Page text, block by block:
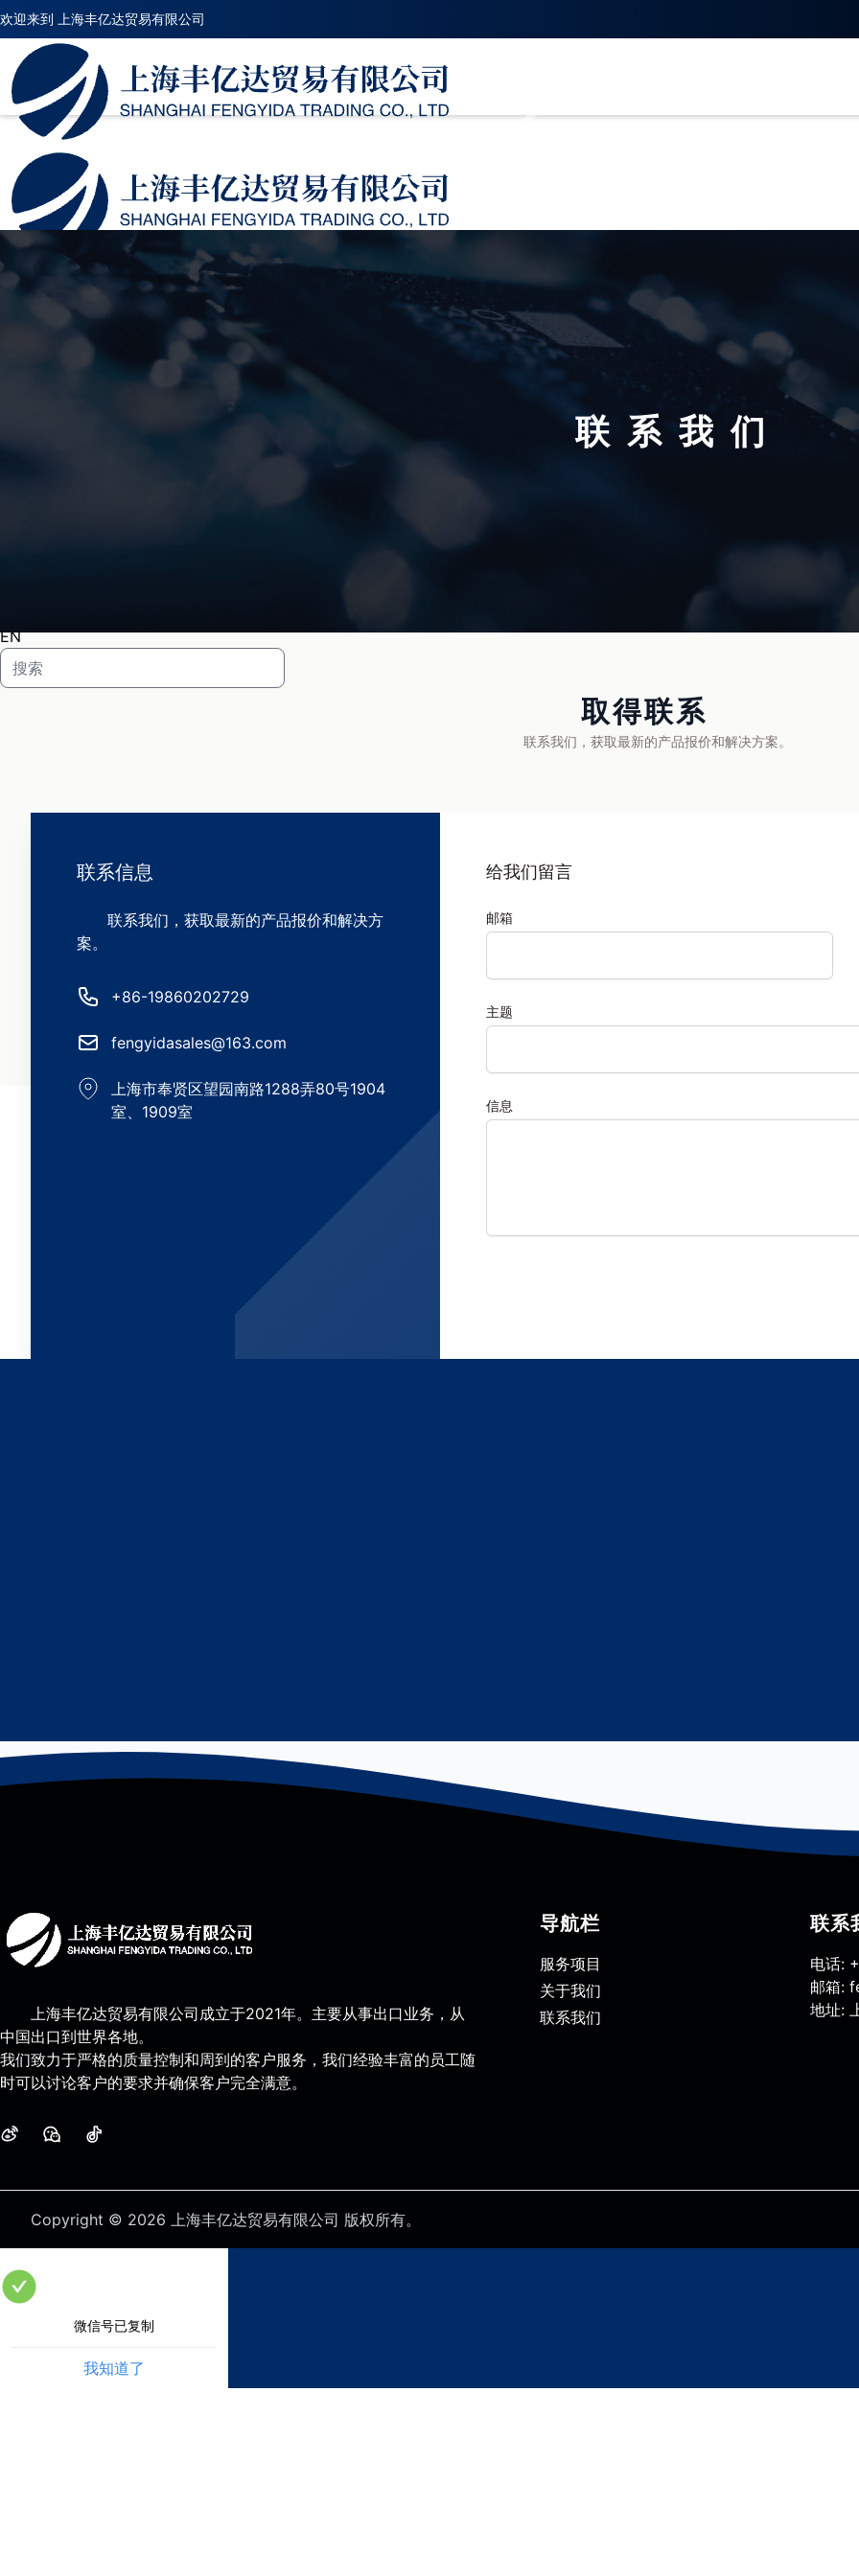
欢迎来到 上海丰亿达贸易有限公司
✕
首页
STATIONARY
STATIONARY
家居用品
家用投影仪/家庭影院
HOME TOOLS
家用便携炉
EN
联系我们
取得联系
联系我们，获取最新的产品报价和解决方案。
联系信息
联系我们，获取最新的产品报价和解决方
案。
电话号码+86-19860202729
邮箱 fengyidasales@163.com
地址
上海市奉贤区望园南路1288弄80号1904
室、1909室
给我们留言
邮箱
主题
信息
上海丰亿达贸易有限公司成立于2021年。主要从事出口业务，从
中国出口到世界各地。
我们致力于严格的质量控制和周到的客户服务，我们经验丰富的员工随
时可以讨论客户的要求并确保客户完全满意。
微博 微信 抖音
导航栏
服务项目
关于我们
联系我们
联系
电话:
邮箱:
地址:
Copyright © 2026 上海丰亿达贸易有限公司 版权所有。
微信号已复制
我知道了